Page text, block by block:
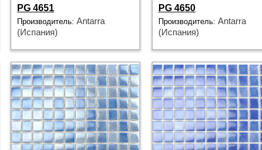
PG 4651
Производитель: Antarra
(Испания)
PG 4650
Производитель: Antarra
(Испания)